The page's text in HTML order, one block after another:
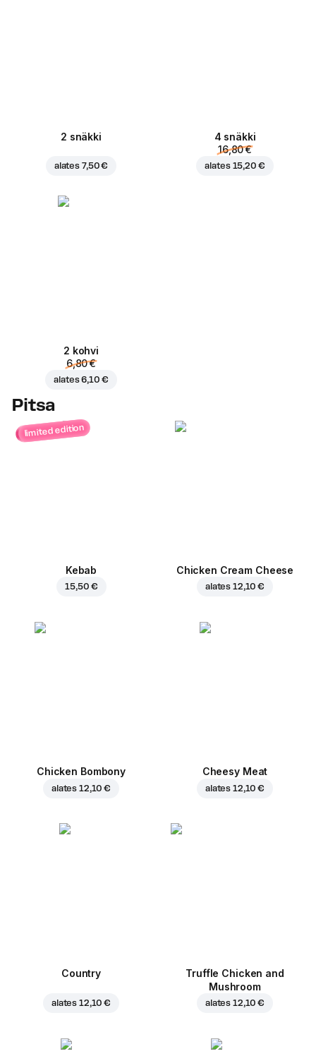
2 snäkki
alates 7,50 €
4 snäkki
16,80 €
alates 15,20 €
2 kohvi
6,80 €
alates6,10 €
Pitsa
limited edition
Kebab
15,50 €
Chicken Cream Cheese
alates 12,10 €
Chicken Bombony
alates 12,10 €
Cheesy Meat
alates 12,10 €
Country
alates 12,10 €
Truffle Chicken and
Mushroom
alates 12,10 €